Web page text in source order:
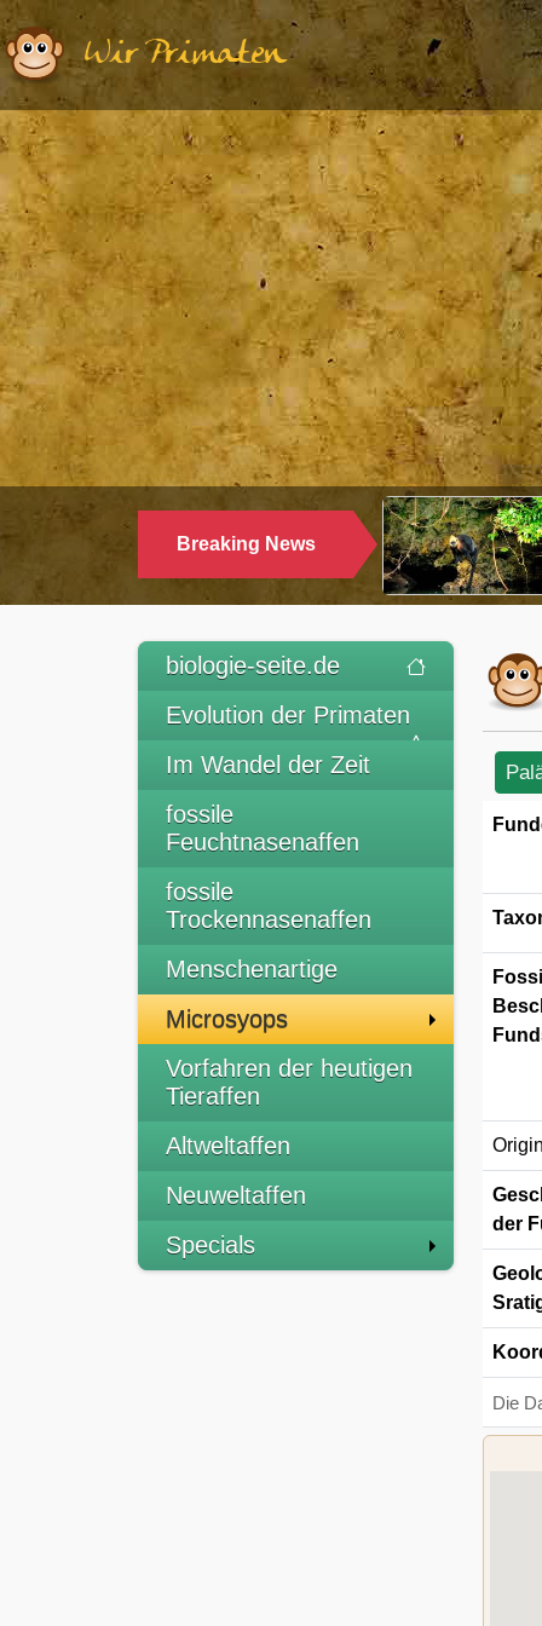
Wir Primaten
Breaking News
WARUM LANGUREN SALZWASSER
biologie-seite.de
Evolution der Primaten
Im Wandel der Zeit
fossile
Feuchtnasenaffen
fossile
Trockennasenaffen
Menschenartige
Microsyops
Vorfahren der heutigen
Tieraffen
Altweltaffen
Neuweltaffen
Specials
der
Die